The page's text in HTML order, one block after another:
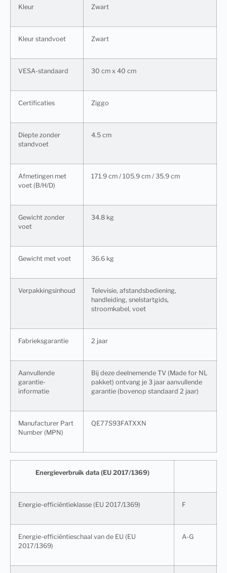
Kleur Zwart
Kleur standvoet Zwart
VESA-standaard 30 cm x 40 cm
Certificaties Ziggo
Diepte zonder
standvoet
4.5 cm
Afmetingen met
voet (B/H/D)
171.9 cm / 105.9 cm / 35.9 cm
Gewicht zonder
voet
34.8 kg
Gewicht met voet 36.6 kg
Verpakkingsinhoud
Televisie, afstandsbediening,
handleiding, snelstartgids,
stroomkabel, voet
Fabrieksgarantie 2 jaar
Aanvullende
garantie-
informatie
Bij deze deelnemende TV (Made for NL
pakket) ontvang je 3 jaar aanvullende
garantie (bovenop standaard 2 jaar)
Manufacturer Part
Number (MPN)
QE77S93FATXXN
Energieverbruik data (EU 2017/1369)
Energie-efficiëntieklasse (EU 2017/1369) F
Energie-efficiëntieschaal van de EU (EU
2017/1369)
A-G